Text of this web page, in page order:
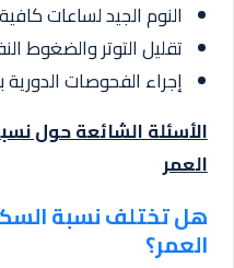
النوم الجيد لساعات
تقليل التوتر والضغوط
إجراء الفحوصات
الأسئلة الشائعة حول
العمر
هل تختلف نسبة
العمر؟